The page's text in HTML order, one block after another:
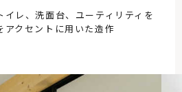
レ、洗面台、ユーティリティを
クセントに用いた造作